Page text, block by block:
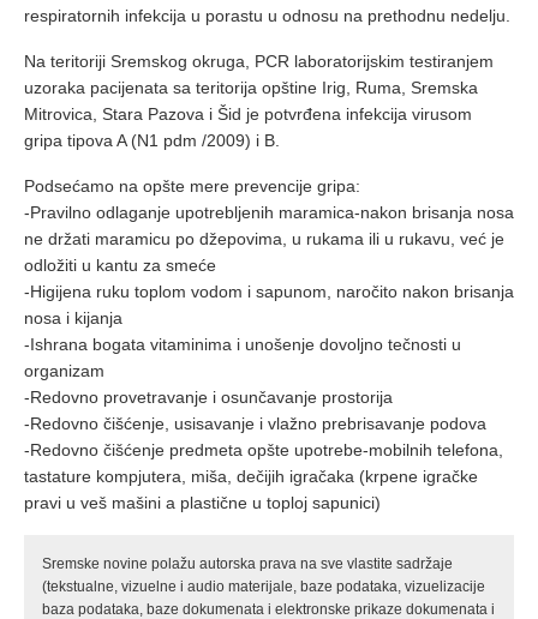
respiratornih infekcija u porastu u odnosu na prethodnu nedelju.
Na teritoriji Sremskog okruga, PCR laboratorijskim testiranjem
uzoraka pacijenata sa teritorija opštine Irig, Ruma, Sremska
Mitrovica, Stara Pazova i Šid je potvrđena infekcija virusom
gripa tipova A (N1 pdm /2009) i B.
Podsećamo na opšte mere prevencije gripa:
-Pravilno odlaganje upotrebljenih maramica-nakon brisanja nosa
ne držati maramicu po džepovima, u rukama ili u rukavu, već je
odložiti u kantu za smeće
-Higijena ruku toplom vodom i sapunom, naročito nakon brisanja
nosa i kijanja
-Ishrana bogata vitaminima i unošenje dovoljno tečnosti u
organizam
-Redovno provetravanje i osunčavanje prostorija
-Redovno čišćenje, usisavanje i vlažno prebrisavanje podova
-Redovno čišćenje predmeta opšte upotrebe-mobilnih telefona,
tastature kompjutera, miša, dečijih igračaka (krpene igračke
pravi u veš mašini a plastične u toploj sapunici)
Sremske novine polažu autorska prava na sve vlastite sadržaje
(tekstualne, vizuelne i audio materijale, baze podataka, vizuelizacije
baza podataka, baze dokumenata i elektronske prikaze dokumenata i